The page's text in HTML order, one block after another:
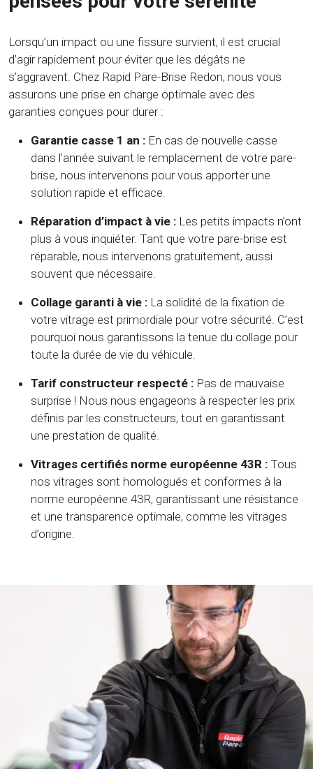
Lorsqu’un impact ou une fissure survient, il est crucial
d’agir rapidement pour éviter que les dégâts ne
s’aggravent. Chez Rapid Pare-Brise Redon, nous vous
assurons une prise en charge optimale avec des
garanties conçues pour durer :
Garantie casse 1 an : En cas de nouvelle casse
dans l’année suivant le remplacement de votre pare-
brise, nous intervenons pour vous apporter une
solution rapide et efficace.
Réparation d’impact à vie : Les petits impacts n’ont
plus à vous inquiéter. Tant que votre pare-brise est
réparable, nous intervenons gratuitement, aussi
souvent que nécessaire.
Collage garanti à vie : La solidité de la fixation de
votre vitrage est primordiale pour votre sécurité. C’est
pourquoi nous garantissons la tenue du collage pour
toute la durée de vie du véhicule.
Tarif constructeur respecté : Pas de mauvaise
surprise ! Nous nous engageons à respecter les prix
définis par les constructeurs, tout en garantissant
une prestation de qualité.
Vitrages certifiés norme européenne 43R : Tous
nos vitrages sont homologués et conformes à la
norme européenne 43R, garantissant une résistance
et une transparence optimale, comme les vitrages
d’origine.